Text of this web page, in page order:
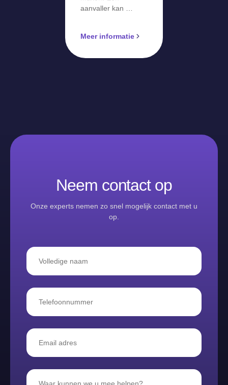
aanvaller kan …
Meer informatie
Neem contact op
Onze experts nemen zo snel mogelijk contact met u
op.